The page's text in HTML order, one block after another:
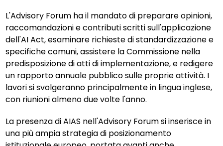
L'Advisory Forum ha il mandato di preparare opinioni,
raccomandazioni e contributi scritti sull'applicazione
dell'AI Act, esaminare richieste di standardizzazione e
specifiche comuni, assistere la Commissione nella
predisposizione di atti di implementazione, e redigere
un rapporto annuale pubblico sulle proprie attività. I
lavori si svolgeranno principalmente in lingua inglese,
con riunioni almeno due volte l'anno.
La presenza di AIAS nell'Advisory Forum si inserisce in
una più ampia strategia di posizionamento